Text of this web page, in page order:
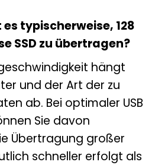
typischerweise, 128
SSD zu übertragen?
hängt
und der Art der zu
ab. Bei optimaler USB
Sie davon
Übertragung großer
schneller erfolgt als